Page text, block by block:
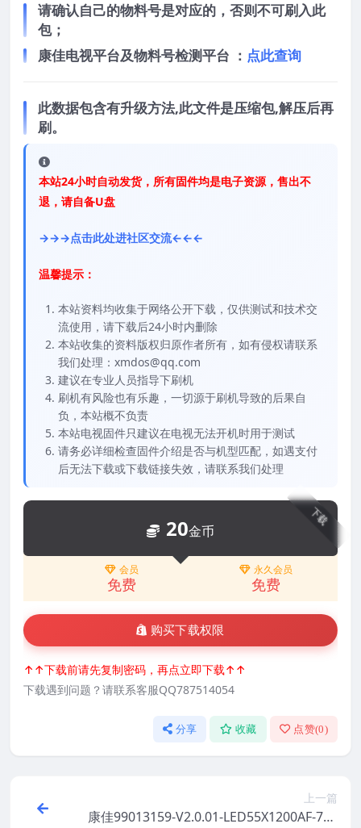
请确认自己的物料号是对应的，否则不可刷入此
包；
康佳电视平台及物料号检测平台 ： 点此查询
此数据包含有升级方法,此文件是压缩包,解压后再
刷。
本站24小时自动发货，所有固件均是电子资源，售出不
退，请自备U盘
→→→点击此处进社区交流←←←
温馨提示：
本站资料均收集于网络公开下载，仅供测试和技术交
流使用，请下载后24小时内删除
本站收集的资料版权归原作者所有，如有侵权请联系
我们处理：xmdos@qq.com
建议在专业人员指导下刷机
刷机有风险也有乐趣，一切源于刷机导致的后果自
负，本站概不负责
本站电视固件只建议在电视无法开机时用于测试
请务必详细检查固件介绍是否与机型匹配，如遇支付
后无法下载或下载链接失效，请联系我们处理
下载
20金币
会员
免费
永久会员
免费
购买下载权限
↑↑下载前请先复制密码，再点立即下载↑↑
下载遇到问题？请联系客服QQ787514054
分享 收藏 点赞(0)
上一篇
康佳99013159-V2.0.01-LED55X1200AF-720